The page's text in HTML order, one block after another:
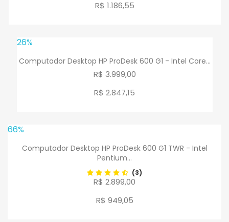
R$ 1.186,55
26%
Computador Desktop HP ProDesk 600 G1 - Intel Core...
R$ 3.999,00
R$ 2.847,15
66%
Computador Desktop HP ProDesk 600 G1 TWR - Intel
Pentium...
(3)
R$ 2.899,00
R$ 949,05